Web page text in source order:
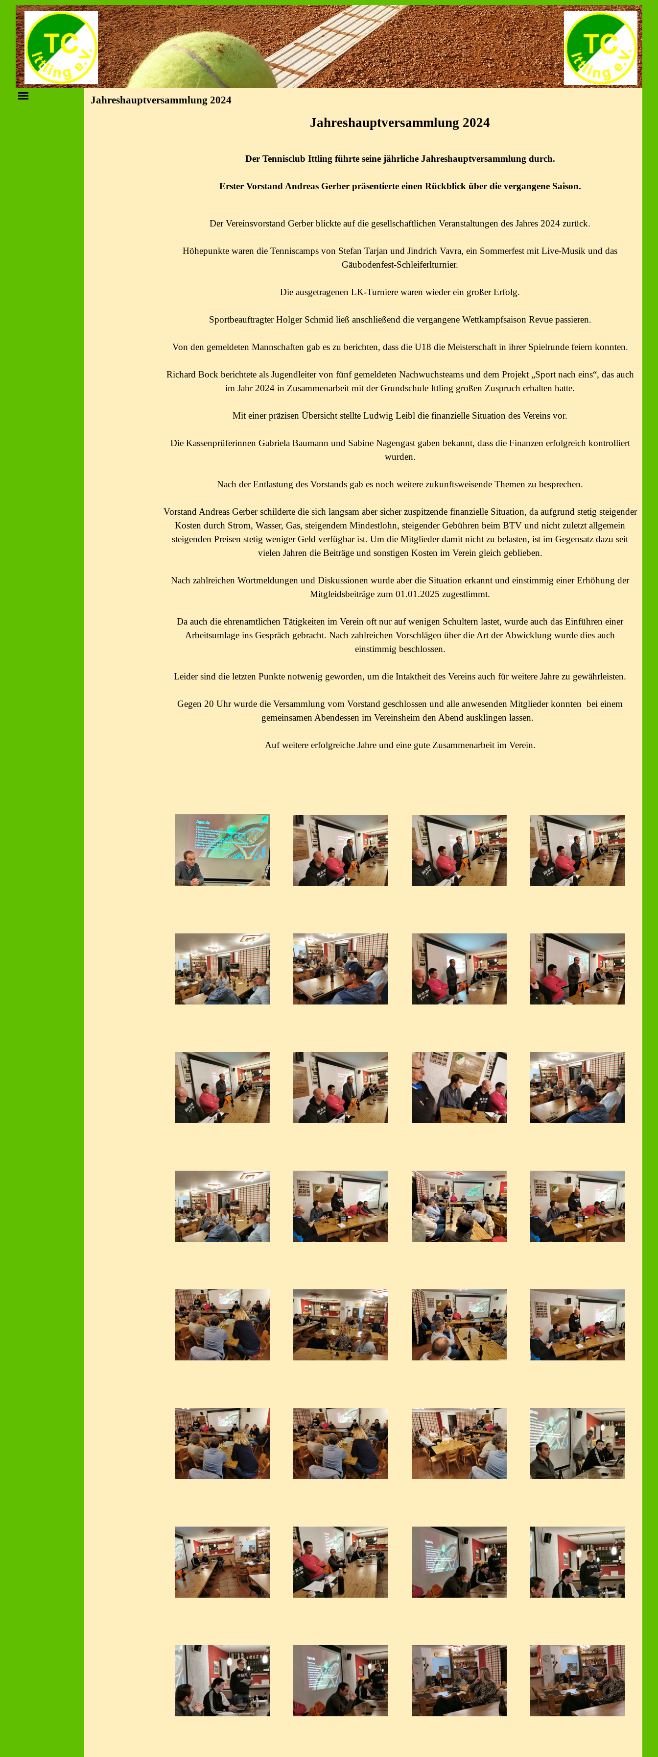
Jahreshauptversammlung 2024
Jahreshauptversammlung 2024
Der Tennisclub Ittling führte seine jährliche Jahreshauptversammlung durch.
Erster Vorstand Andreas Gerber präsentierte einen Rückblick über die vergangene Saison.
Der Vereinsvorstand Gerber blickte auf die gesellschaftlichen Veranstaltungen des Jahres 2024 zurück.
Höhepunkte waren die Tenniscamps von Stefan Tarjan und Jindrich Vavra, ein Sommerfest mit Live-Musik und das
Gäubodenfest-Schleiferlturnier.
Die ausgetragenen LK-Turniere waren wieder ein großer Erfolg.
Sportbeauftragter Holger Schmid ließ anschließend die vergangene Wettkampfsaison Revue passieren.
Von den gemeldeten Mannschaften gab es zu berichten, dass die U18 die Meisterschaft in ihrer Spielrunde feiern konnten.
Richard Bock berichtete als Jugendleiter von fünf gemeldeten Nachwuchsteams und dem Projekt „Sport nach eins“, das auch
im Jahr 2024 in Zusammenarbeit mit der Grundschule Ittling großen Zuspruch erhalten hatte.
Mit einer präzisen Übersicht stellte Ludwig Leibl die finanzielle Situation des Vereins vor.
Die Kassenprüferinnen Gabriela Baumann und Sabine Nagengast gaben bekannt, dass die Finanzen erfolgreich kontrolliert
wurden.
Nach der Entlastung des Vorstands gab es noch weitere zukunftsweisende Themen zu besprechen.
Vorstand Andreas Gerber schilderte die sich langsam aber sicher zuspitzende finanzielle Situation, da aufgrund stetig steigender
Kosten durch Strom, Wasser, Gas, steigendem Mindestlohn, steigender Gebühren beim BTV und nicht zuletzt allgemein
steigenden Preisen stetig weniger Geld verfügbar ist. Um die Mitglieder damit nicht zu belasten, ist im Gegensatz dazu seit
vielen Jahren die Beiträge und sonstigen Kosten im Verein gleich geblieben.
Nach zahlreichen Wortmeldungen und Diskussionen wurde aber die Situation erkannt und einstimmig einer Erhöhung der
Mitgleidsbeiträge zum 01.01.2025 zugestlimmt.
Da auch die ehrenamtlichen Tätigkeiten im Verein oft nur auf wenigen Schultern lastet, wurde auch das Einführen einer
Arbeitsumlage ins Gespräch gebracht. Nach zahlreichen Vorschlägen über die Art der Abwicklung wurde dies auch
einstimmig beschlossen.
Leider sind die letzten Punkte notwenig geworden, um die Intaktheit des Vereins auch für weitere Jahre zu gewährleisten.
Gegen 20 Uhr wurde die Versammlung vom Vorstand geschlossen und alle anwesenden Mitglieder konnten bei einem
gemeinsamen Abendessen im Vereinsheim den Abend ausklingen lassen.
Auf weitere erfolgreiche Jahre und eine gute Zusammenarbeit im Verein.